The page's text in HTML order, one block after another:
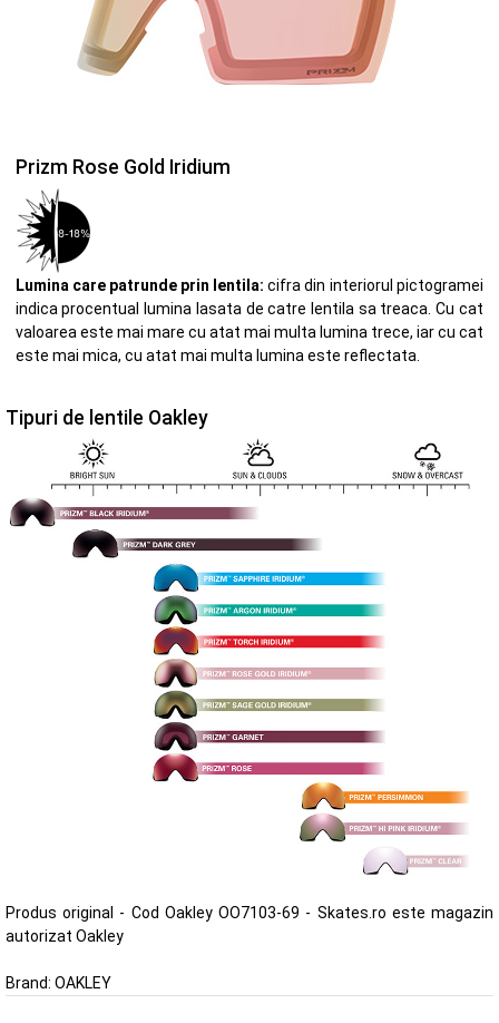
Prizm Rose Gold Iridium
Lumina care patrunde prin lentila: cifra din interiorul pictogramei
indica procentual lumina lasata de catre lentila sa treaca. Cu cat
valoarea este mai mare cu atat mai multa lumina trece, iar cu cat
este mai mica, cu atat mai multa lumina este reflectata.
Tipuri de lentile Oakley
Produs original - Cod Oakley OO7103-69 - Skates.ro este magazin
autorizat Oakley
Brand: OAKLEY